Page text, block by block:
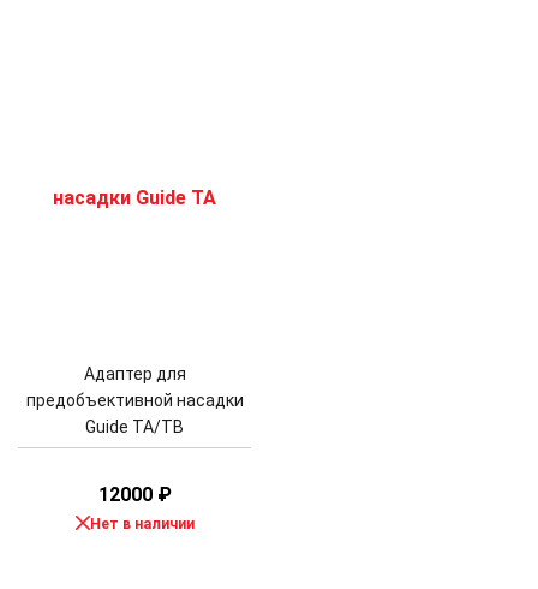
Адаптер для
предобъективной насадки
Guide TA/TB
12000 ₽
Нет в наличии